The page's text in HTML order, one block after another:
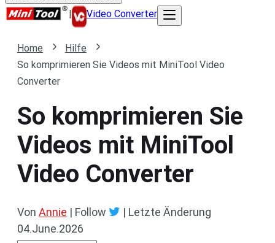
| Video Converter
Home
Hilfe
So komprimieren Sie Videos mit MiniTool Video
Converter
So komprimieren Sie
Videos mit MiniTool
Video Converter
Von Annie | Follow | Letzte Änderung
04.June.2026